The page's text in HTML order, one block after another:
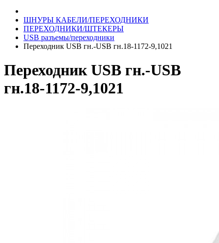
ШНУРЫ КАБЕЛИ/ПЕРЕХОДНИКИ
ПЕРЕХОДНИКИ/ШТЕКЕРЫ
USB разъемы/переходники
Переходник USB гн.-USB гн.18-1172-9,1021
Переходник USB гн.-USB
гн.18-1172-9,1021